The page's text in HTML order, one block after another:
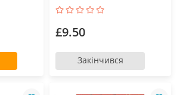
£9.50
Закінчився